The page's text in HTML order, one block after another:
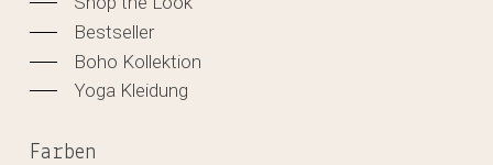
Bestseller
Boho Kollektion
Yoga Kleidung
Farben